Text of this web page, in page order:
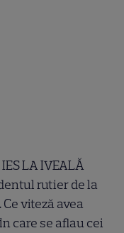
LA IVEALĂ
rutier de la
viteză avea
care se aflau cei